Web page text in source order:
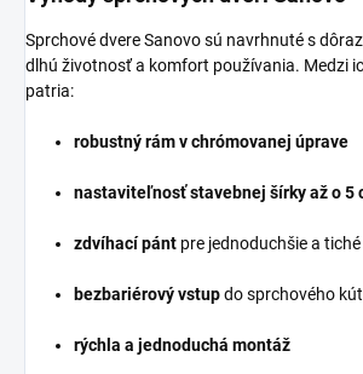
Sprchové dvere Sanovo sú navrhnuté s
dlhú životnosť a komfort používania. Medzi
patria:
robustný rám v chrómovanej úprave
nastaviteľnosť stavebnej šírky až o 5
zdvíhací pánt pre jednoduchšie a
bezbariérový vstupdo sprchového
rýchla a jednoduchá montáž